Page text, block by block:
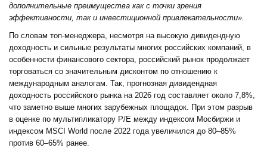
дополнительные преимущества как с точки зрения
эффективности, так и инвестиционной привлекательности».
По словам топ-менеджера, несмотря на высокую дивидендную
доходность и сильные результаты многих российских компаний, в
особенности финансового сектора, российский рынок продолжает
торговаться со значительным дисконтом по отношению к
международным аналогам. Так, прогнозная дивидендная
доходность российского рынка на 2026 год составляет около 7,8%,
что заметно выше многих зарубежных площадок. При этом разрыв
в оценке по мультипликатору P/E между индексом Мосбиржи и
индексом MSCI World после 2022 года увеличился до 80–85%
против 60–65% ранее.